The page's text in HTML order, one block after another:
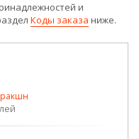
и
Коды заказа ниже.